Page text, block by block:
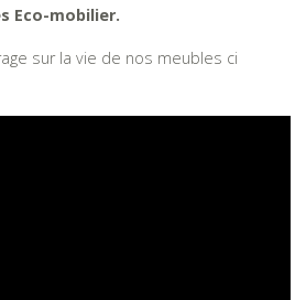
Eco-mobilier.
sur la vie de nos meubles ci